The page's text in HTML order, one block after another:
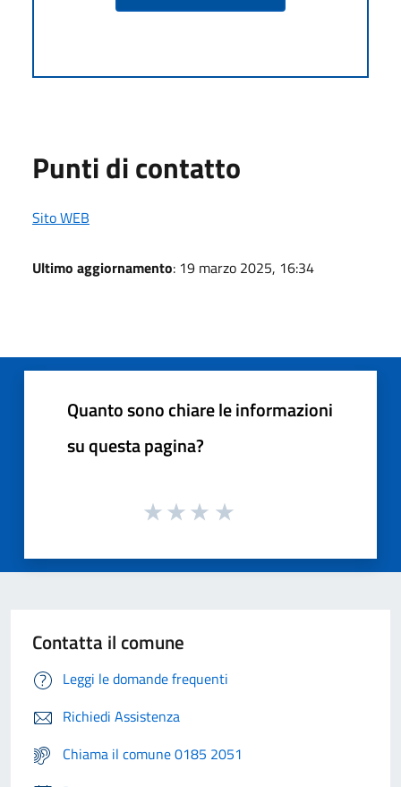
Punti di contatto
Sito WEB
Ultimo aggiornamento: 19 marzo 2025, 16:34
Quanto sono chiare le informazioni
su questa pagina?
Contatta il comune
Leggi le domande frequenti
Richiedi Assistenza
Chiama il comune 0185 2051